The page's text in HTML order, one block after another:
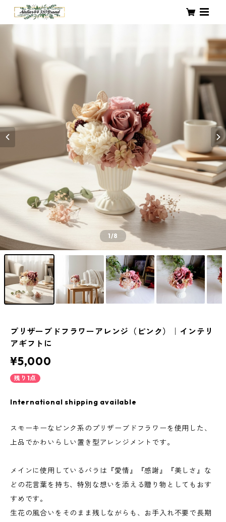
1/8
プリザーブドフラワーアレンジ（ピンク）｜インテリ
アギフトに
¥5,000
残り1点
International shipping available
スモーキーなピンク系のプリザーブドフラワーを使用した、
上品でかわいらしい置き型アレンジメントです。
メインに使用しているバラは『愛情』『感謝』『美しさ』な
どの花言葉を持ち、特別な想いを添える贈り物としてもおす
すめです。
生花の風合いをそのまま残しながらも、お手入れ不要で長期